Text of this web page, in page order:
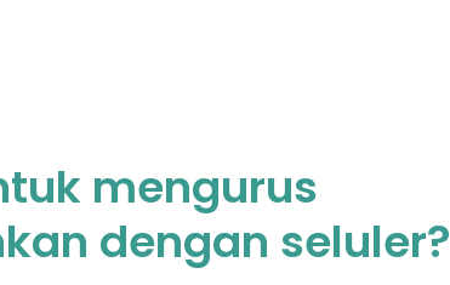
mengurus
dengan seluler?